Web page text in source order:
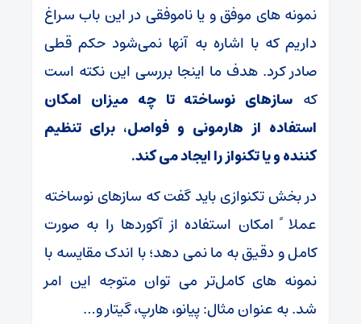
نمونه های موفق و یا ناموفقی در این باب سراغ
داریم که با اشاره به آنها نمی‌شود حکم قطی
صادر کرد. هدف ما اینجا بررسی این نکته است
که سازهای نوساخته تا چه میزان امکان
استفاده از هارمونی و فواصل، برای تنظیم
کنندهو یا تکنواز راایجاد می کند.
در بخش تکنوازی باید گفت که سازهای نوساخته
عملا ً امکان استفاده از آکوردها را به صورت
کامل و دقیق به ما نمی دهد؛ با اندک مقایسه با
نمونه های کامل‌تر می توان متوجه این امر
شد. به عنوان مثال: پیانو، هارپ، گیتار و…